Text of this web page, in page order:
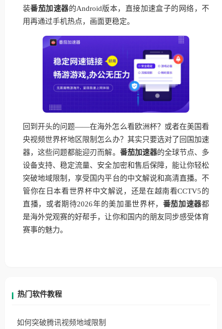
装番茄加速器的Android版本，直接加速盒子的网络，不
用再通过手机热点，画面更稳定。
回到开头的问题——在海外怎么看欧洲杯？或者在美国看
央视频世界杯地区限制怎么办？其实只要选对了回国加速
器，这些问题都能迎刃而解。 番茄加速器的全球节点、多
设备支持、稳定流量、安全加密和售后保障，能让你轻松
突破地域限制，享受国内平台的中文解说和高清直播。不
管你在日本看世界杯中文解说，还是在越南看CCTV5的
直播，或者期待2026年的美加墨世界杯， 番茄加速器都
是海外党观赛的好帮手，让你和国内的朋友同步感受体育
赛事的魅力。
热门软件教程
如何突破腾讯视频地域限制